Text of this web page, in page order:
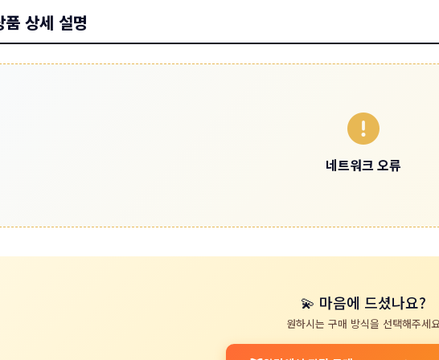
품 상세 설명
네트워크 오류
💫 마음에 드셨나요?
원하시는 구매 방식을 선택해주세